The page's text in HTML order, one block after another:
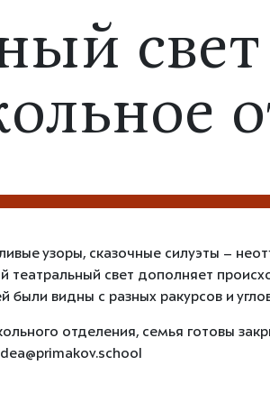
узоры, сказочные силуэты –
театральный свет дополняет
были видны с разных ракурсов и
отделения, семья готовы